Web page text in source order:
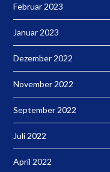
Februar 2023
Januar 2023
Dezember 2022
November 2022
September 2022
Juli 2022
April 2022